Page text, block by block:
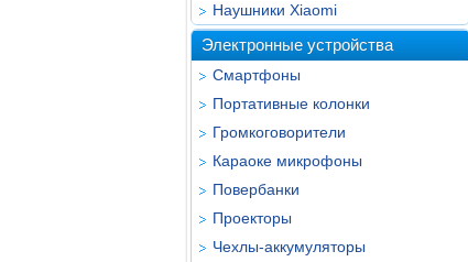
Наушники Xiaomi
Электронные устройства
Смартфоны
Портативные колонки
Громкоговорители
Караоке микрофоны
Повербанки
Проекторы
Чехлы-аккумуляторы